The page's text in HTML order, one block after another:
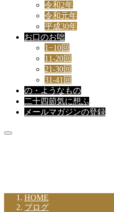
令和2年
令和元年
平成30年
お口のお咄
1−10回
11-20回
21-30回
31-41回
の・ようなもの
二十四節気に想ふ
メールマガジンの登録
HOME
ブログ